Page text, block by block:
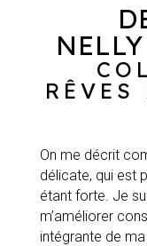
RÊVES
On me décrit
délicate, qui est
étant forte. Je
m’améliorer
intégrante de ma